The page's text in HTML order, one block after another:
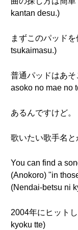
kantan desu.)
まずこのパッド
tsukaimasu.)
普通パッドはあ
asoko no mae no
あるんですけど
歌いたい歌手名
You can find a
(Anokoro) "in
(Nendai-betsu ni
2004年にヒット
kyoku tte)